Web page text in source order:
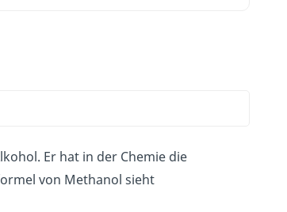
Er hat in der Chemie die
von Methanol sieht